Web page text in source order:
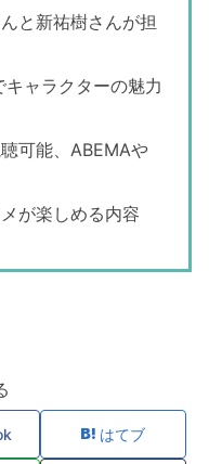
と新祐樹さんが担
ャラクターの魅力
可能、ABEMAや
が楽しめる内容
はてブ